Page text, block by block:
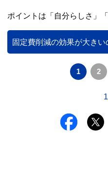
ポイントは「自分らしさ」
固定費削減の効果が大きい
1 2